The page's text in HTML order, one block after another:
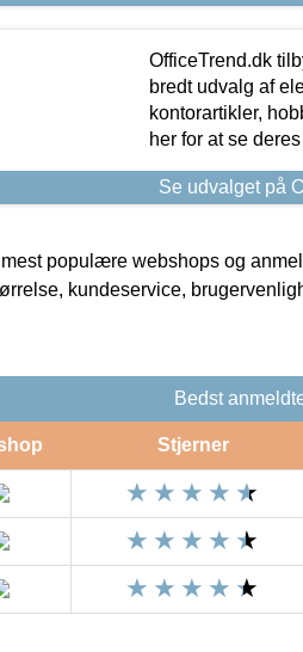
OfficeTrend.dk
bredt udvalg af
kontorartikler,
her for at se
Se udvalget på
populære webshops og
kundeservice,
Bedst
Stjerner